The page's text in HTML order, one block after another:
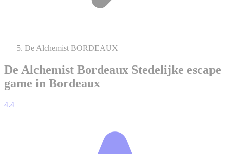
De Alchemist BORDEAUX
De Alchemist Bordeaux Stedelijke escape
game in Bordeaux
4.4